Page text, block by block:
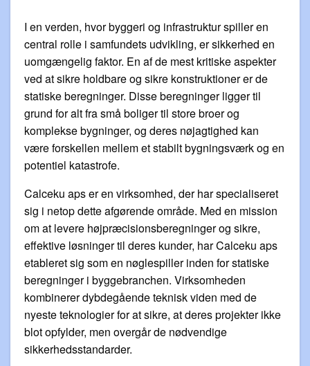
I en verden, hvor byggeri og infrastruktur spiller en
central rolle i samfundets udvikling, er sikkerhed en
uomgængelig faktor. En af de mest kritiske aspekter
ved at sikre holdbare og sikre konstruktioner er de
statiske beregninger. Disse beregninger ligger til
grund for alt fra små boliger til store broer og
komplekse bygninger, og deres nøjagtighed kan
være forskellen mellem et stabilt bygningsværk og en
potentiel katastrofe.
Calceku aps er en virksomhed, der har specialiseret
sig i netop dette afgørende område. Med en mission
om at levere højpræcisionsberegninger og sikre,
effektive løsninger til deres kunder, har Calceku aps
etableret sig som en nøglespiller inden for statiske
beregninger i byggebranchen. Virksomheden
kombinerer dybdegående teknisk viden med de
nyeste teknologier for at sikre, at deres projekter ikke
blot opfylder, men overgår de nødvendige
sikkerhedsstandarder.